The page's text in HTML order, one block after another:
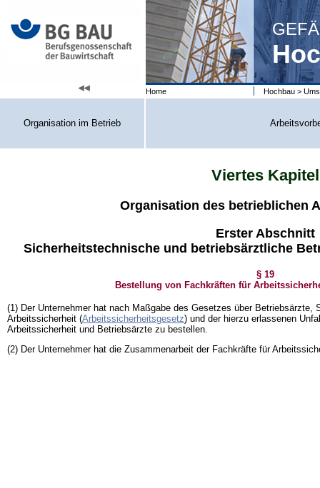
Home Hochbau >
Organisation im Betrieb
Viertes Kapitel
Organisation des betrieblichen
Erster Abschnitt
Sicherheitstechnische und betriebsärztliche
§ 19
Bestellung von Fachkräften für
(1) Der Unternehmer hat nach Maßgabe des Gesetzes über Betriebsärzte,
Arbeitssicherheit (Arbeitssicherheitsgesetz) und der hierzu erlassenen
Arbeitssicherheit und Betriebsärzte zu bestellen.
(2) Der Unternehmer hat die Zusammenarbeit der Fachkräfte für